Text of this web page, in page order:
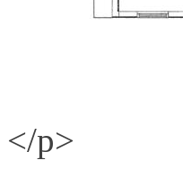
</p>